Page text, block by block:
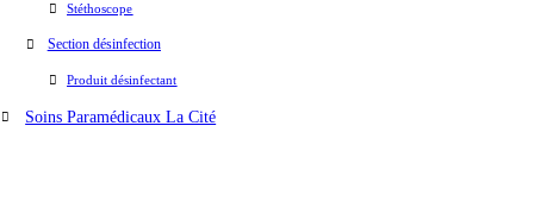
Stéthoscope
Section désinfection
Produit désinfectant
Soins Paramédicaux La Cité